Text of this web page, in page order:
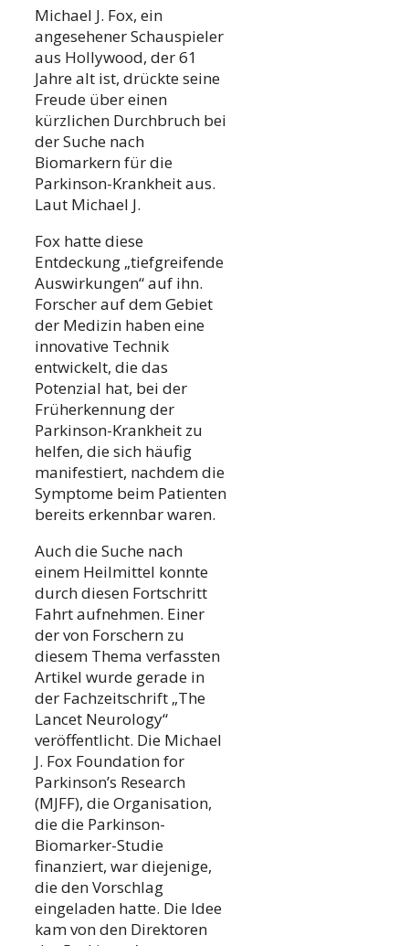
Michael J. Fox, ein
angesehener Schauspieler
aus Hollywood, der 61
Jahre alt ist, drückte seine
Freude über einen
kürzlichen Durchbruch bei
der Suche nach
Biomarkern für die
Parkinson-Krankheit aus.
Laut Michael J.
Fox hatte diese
Entdeckung „tiefgreifende
Auswirkungen“ auf ihn.
Forscher auf dem Gebiet
der Medizin haben eine
innovative Technik
entwickelt, die das
Potenzial hat, bei der
Früherkennung der
Parkinson-Krankheit zu
helfen, die sich häufig
manifestiert, nachdem die
Symptome beim Patienten
bereits erkennbar waren.
Auch die Suche nach
einem Heilmittel konnte
durch diesen Fortschritt
Fahrt aufnehmen. Einer
der von Forschern zu
diesem Thema verfassten
Artikel wurde gerade in
der Fachzeitschrift „The
Lancet Neurology“
veröffentlicht. Die Michael
J. Fox Foundation for
Parkinson’s Research
(MJFF), die Organisation,
die die Parkinson-
Biomarker-Studie
finanziert, war diejenige,
die den Vorschlag
eingeladen hatte. Die Idee
kam von den Direktoren